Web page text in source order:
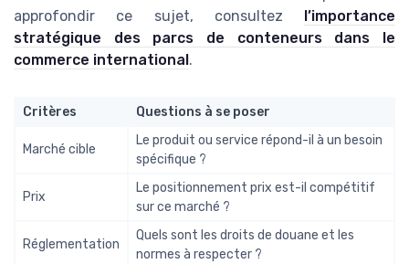
approfondir ce sujet, consultez
l’importance
stratégique des parcs de conteneurs dans le
commerce international .
Critères Questions à se poser
Marché cible
Le produit ou service répond-il à un besoin
spécifique ?
Prix
Le positionnement prix est-il compétitif
sur ce marché ?
Réglementation
Quels sont les droits de douane et les
normes à respecter ?